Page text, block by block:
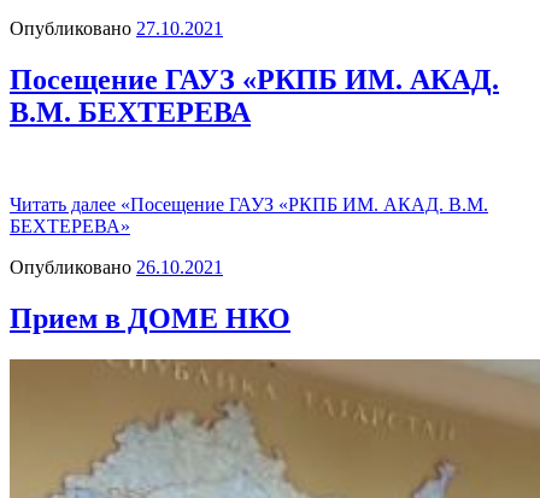
Опубликовано 27.10.2021
Посещение ГАУЗ «РКПБ ИМ. АКАД.
В.М. БЕХТЕРЕВА
Читать далее «Посещение ГАУЗ «РКПБ ИМ. АКАД. В.М.
БЕХТЕРЕВА»
Опубликовано 26.10.2021
Прием в ДОМЕ НКО